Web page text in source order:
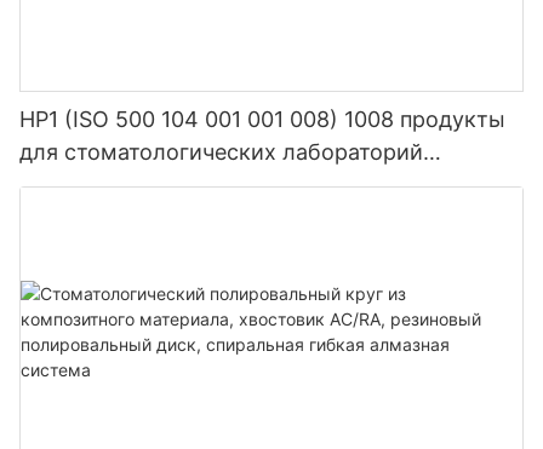
HP1 (ISO 500 104 001 001 008) 1008 продукты
для стоматологических лабораторий
стоматологическое гранильное оборудование